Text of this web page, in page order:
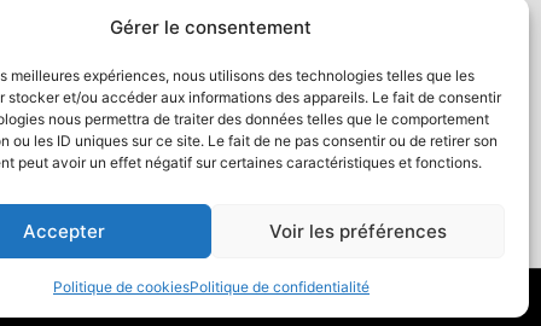
Gérer le consentement
meilleures expériences, nous utilisons des technologies telles que les
stocker et/ou accéder aux informations des appareils. Le fait de consentir
nous permettra de traiter des données telles que le comportement
ou les ID uniques sur ce site. Le fait de ne pas consentir ou de retirer son
peut avoir un effet négatif sur certaines caractéristiques et fonctions.
Accepter Voir les préférences
Politique de cookiesPolitique de confidentialité